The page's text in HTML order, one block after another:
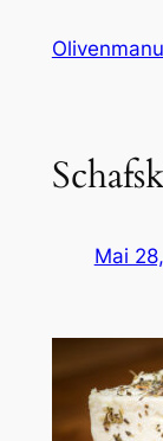
Inhalt
Mai